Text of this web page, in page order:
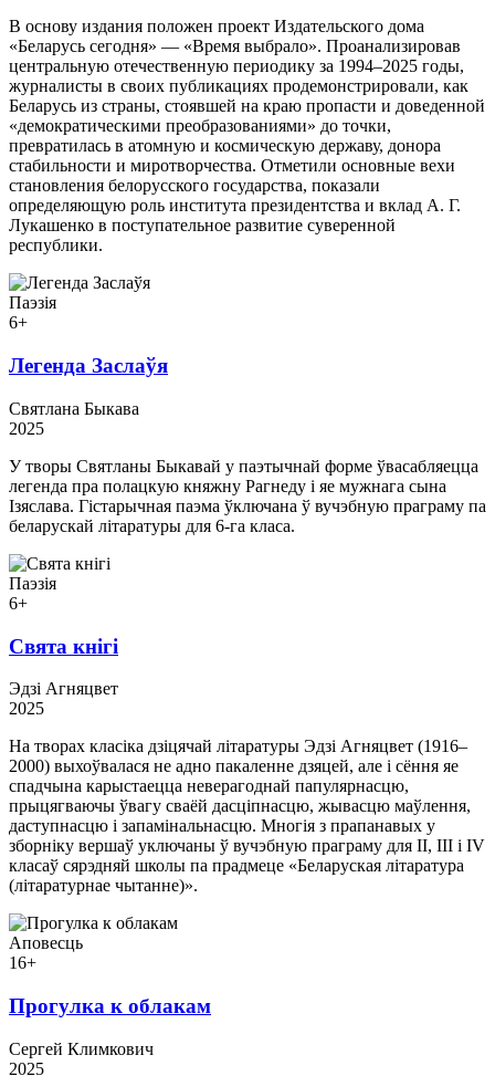
В основу издания положен проект Издательского дома
«Беларусь сегодня» — «Время выбрало». Проанализировав
центральную отечественную периодику за 1994–2025 годы,
журналисты в своих публикациях продемонстрировали, как
Беларусь из страны, стоявшей на краю пропасти и доведенной
«демократическими преобразованиями» до точки,
превратилась в атомную и космическую державу, донора
стабильности и миротворчества. Отметили основные вехи
становления белорусского государства, показали
определяющую роль института президентства и вклад А. Г.
Лукашенко в поступательное развитие суверенной
республики.
Паэзія
6+
Легенда Заслаўя
Святлана Быкава
2025
У творы Святланы Быкавай у паэтычнай форме ўвасабляецца
легенда пра полацкую княжну Рагнеду і яе мужнага сына
Ізяслава. Гістарычная паэма ўключана ў вучэбную праграму па
беларускай літаратуры для 6-га класа.
Паэзія
6+
Свята кнігі
Эдзі Агняцвет
2025
На творах класіка дзіцячай літаратуры Эдзі Агняцвет (1916–
2000) выхоўвалася не адно пакаленне дзяцей, але і сёння яе
спадчына карыстаецца неверагоднай папулярнасцю,
прыцягваючы ўвагу сваёй дасціпнасцю, жывасцю маўлення,
даступнасцю і запамінальнасцю. Многія з прапанавых у
зборніку вершаў уключаны ў вучэбную праграму для II, III і IV
класаў сярэдняй школы па прадмеце «Беларуская літаратура
(літаратурнае чытанне)».
Аповесць
16+
Прогулка к облакам
Сергей Климкович
2025